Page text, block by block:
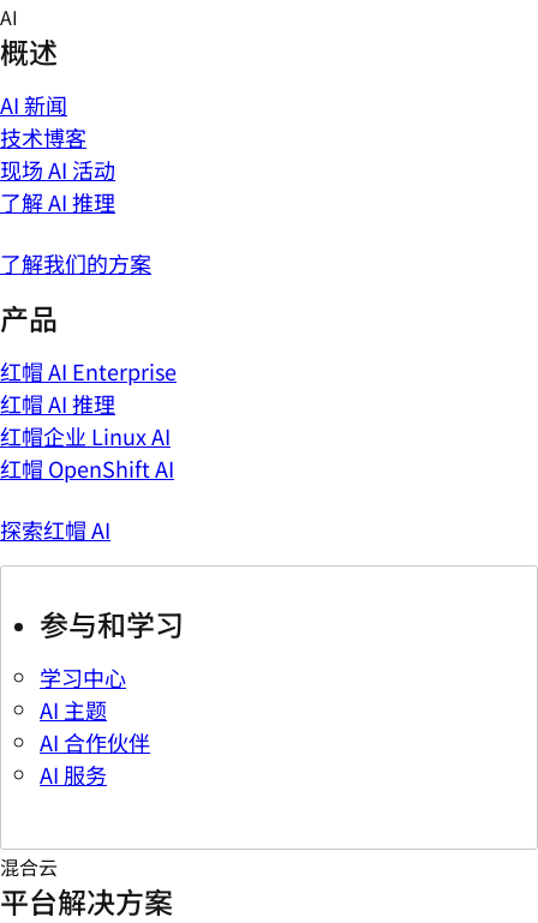
Skip
to
content
AI
概述
AI 新闻
技术博客
现场 AI 活动
了解 AI 推理
了解我们的方案
产品
红帽 AI Enterprise
红帽 AI 推理
红帽企业 Linux AI
红帽 OpenShift AI
探索红帽 AI
参与和学习
学习中心
AI 主题
AI 合作伙伴
AI 服务
混合云
平台解决方案